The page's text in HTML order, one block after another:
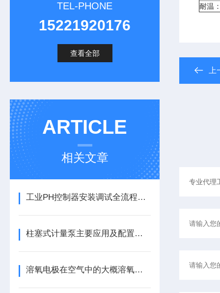
TEL-PHONE
15221920176
查看全部
ARTICLE
相关文章
工业PH控制器安装调试全流程，这4个错误操作导致80%的故障！
柱塞式计量泵主要应用及配置方式
溶氧电极在空气中的大概溶氧值探究
耐温